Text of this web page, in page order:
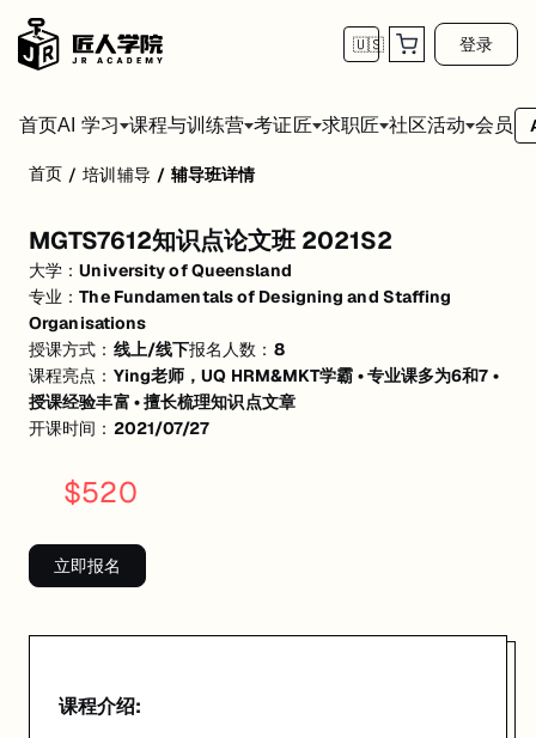
🇺🇸 登录
首页AI 学习 课程与训练营 考证匠 求职匠 社区活动 会员
Recruitment strategy & executive知识点的串讲+选题方法技巧
Presentation相关知识点的讲解
Report recruitment部分框架和协作论证逻辑等分析
Case study的分析梳理
首页 / 培训辅导 / 辅导班详情
MGTS7612知识点论文班 2021S2
大学：University of Queensland
专业：The Fundamentals of Designing and Staffing
Organisations
授课方式： 线上/线下报名人数： 8
课程亮点： Ying老师，UQ HRM&MKT学霸 • 专业课多为6和7 •
授课经验丰富 • 擅长梳理知识点文章
开课时间： 2021/07/27
$520
立即报名
课程介绍: